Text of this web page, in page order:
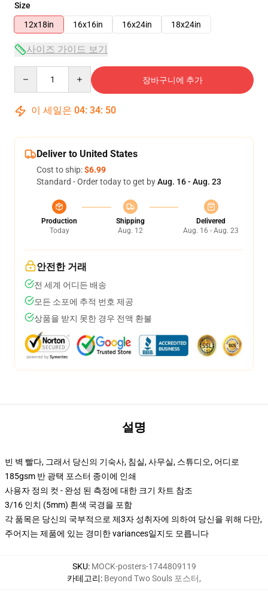
Size
12x18in
16x16in 16x24in 18x24in
사이즈 가이드 보기
장바구니에 추가
이 세일은 04: 34: 49
Deliver to United States
Cost to ship:$6.99
Standard - Order today to get byAug. 16 - Aug. 23
Production
Today
Shipping
Aug. 12
Delivered
Aug. 16 - Aug. 23
안전한 거래
전 세계 어디든 배송
모든 소포에 추적 번호 제공
상품을 받지 못한 경우 전액 환불
설명
빈 벽 빨다, 그래서 당신의 기숙사, 침실, 사무실, 스튜디오, 어디로
185gsm 반 광택 포스터 종이에 인쇄
사용자 정의 컷 - 완성 된 측정에 대한 크기 차트 참조
3/16 인치 (5mm) 흰색 국경을 포함
각 품목은 당신의 국부적으로 제3자 성취자에 의하여 당신을 위해 다만,
주어지는 제품에 있는 경미한 variances일지도 모릅니다
SKU: MOCK-posters-1744809119
카테고리: Beyond Two Souls 포스터,